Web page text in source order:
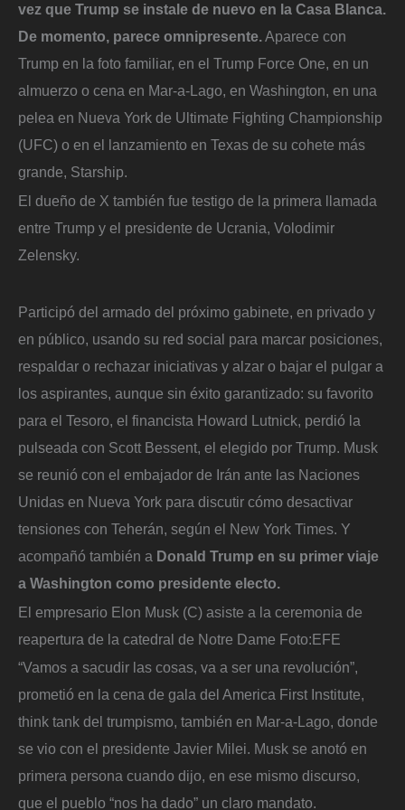
vez que Trump se instale de nuevo en la Casa Blanca.
De momento, parece omnipresente.Aparece con
Trump en la foto familiar, en el Trump Force One, en un
almuerzo o cena en Mar-a-Lago, en Washington, en una
pelea en Nueva York de Ultimate Fighting Championship
(UFC) o en el lanzamiento en Texas de su cohete más
grande, Starship.
El dueño de X también fue testigo de la primera llamada
entre Trump y el presidente de Ucrania, Volodimir
Zelensky.
Participó del armado del próximo gabinete, en privado y
en público, usando su red social para marcar posiciones,
respaldar o rechazar iniciativas y alzar o bajar el pulgar a
los aspirantes, aunque sin éxito garantizado: su favorito
para el Tesoro, el financista Howard Lutnick, perdió la
pulseada con Scott Bessent, el elegido por Trump. Musk
se reunió con el embajador de Irán ante las Naciones
Unidas en Nueva York para discutir cómo desactivar
tensiones con Teherán, según el New York Times. Y
acompañó también a Donald Trump en su primer viaje
a Washington como presidente electo.
El empresario Elon Musk (C) asiste a la ceremonia de
reapertura de la catedral de Notre Dame Foto:EFE
“Vamos a sacudir las cosas, va a ser una revolución”,
prometió en la cena de gala del America First Institute,
think tank del trumpismo, también en Mar-a-Lago, donde
se vio con el presidente Javier Milei. Musk se anotó en
primera persona cuando dijo, en ese mismo discurso,
que el pueblo “nos ha dado” un claro mandato.